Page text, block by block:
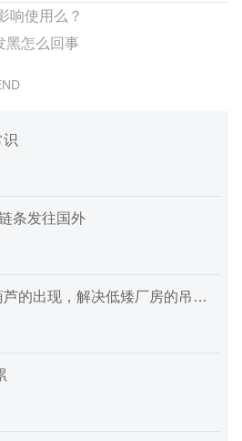
响使用么？
黑怎么回事
条发往国外
的出现，解决低矮厂房的吊装